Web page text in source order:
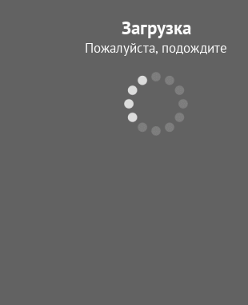
Загрузка
Пожалуйста, подождите